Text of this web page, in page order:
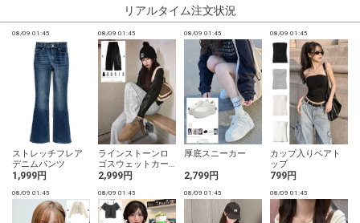
リアルタイム注文状況
08/09 01:45
ストレッチフレア
デニムパンツ
1,999円
08/09 01:45
ラインストーンロ
ゴスウェットカー
ブパンツ
2,999円
08/09 01:45
厚底スニーカー
2,799円
08/09 01:45
カップ入りベアト
ップ
799円
08/09 01:45 08/09 01:45 08/09 01:45 08/09 01:45